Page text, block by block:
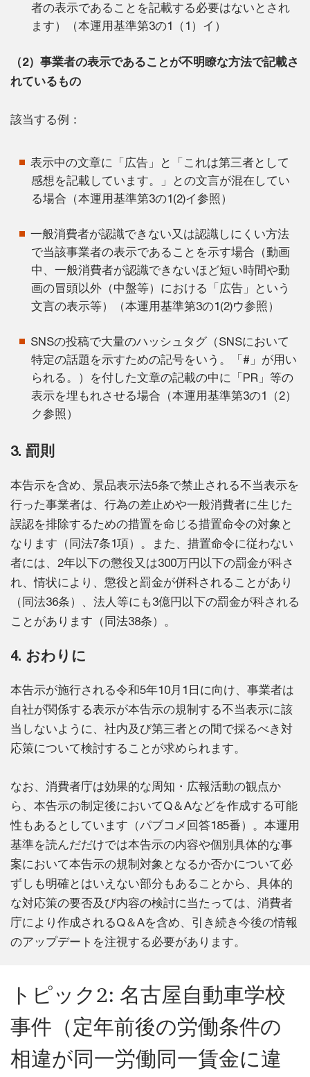
者の表示であることを記載する必要はないとされ
ます）（本運用基準第3の1（1）イ）
（2）事業者の表示であることが不明瞭な方法で記載さ
れているもの
該当する例：
表示中の文章に「広告」と「これは第三者として
感想を記載しています。」との文言が混在してい
る場合（本運用基準第3の1(2)イ参照）
一般消費者が認識できない又は認識しにくい方法
で当該事業者の表示であることを示す場合（動画
中、一般消費者が認識できないほど短い時間や動
画の冒頭以外（中盤等）における「広告」という
文言の表示等）（本運用基準第3の1(2)ウ参照）
SNSの投稿で大量のハッシュタグ（SNSにおいて
特定の話題を示すための記号をいう。「#」が用い
られる。）を付した文章の記載の中に「PR」等の
表示を埋もれさせる場合（本運用基準第3の1（2）
ク参照）
3. 罰則
本告示を含め、景品表示法5条で禁止される不当表示を
行った事業者は、行為の差止めや一般消費者に生じた
誤認を排除するための措置を命じる措置命令の対象と
なります（同法7条1項）。また、措置命令に従わない
者には、2年以下の懲役又は300万円以下の罰金が科さ
れ、情状により、懲役と罰金が併科されることがあり
（同法36条）、法人等にも3億円以下の罰金が科される
ことがあります（同法38条）。
4. おわりに
本告示が施行される令和5年10月1日に向け、事業者は
自社が関係する表示が本告示の規制する不当表示に該
当しないように、社内及び第三者との間で採るべき対
応策について検討することが求められます。
なお、消費者庁は効果的な周知・広報活動の観点か
ら、本告示の制定後においてQ＆Aなどを作成する可能
性もあるとしています（パブコメ回答185番）。本運用
基準を読んだだけでは本告示の内容や個別具体的な事
案において本告示の規制対象となるか否かについて必
ずしも明確とはいえない部分もあることから、具体的
な対応策の要否及び内容の検討に当たっては、消費者
庁により作成されるQ＆Aを含め、引き続き今後の情報
のアップデートを注視する必要があります。
トピック2: 名古屋自動車学校
事件（定年前後の労働条件の
相違が同一労働同一賃金に違